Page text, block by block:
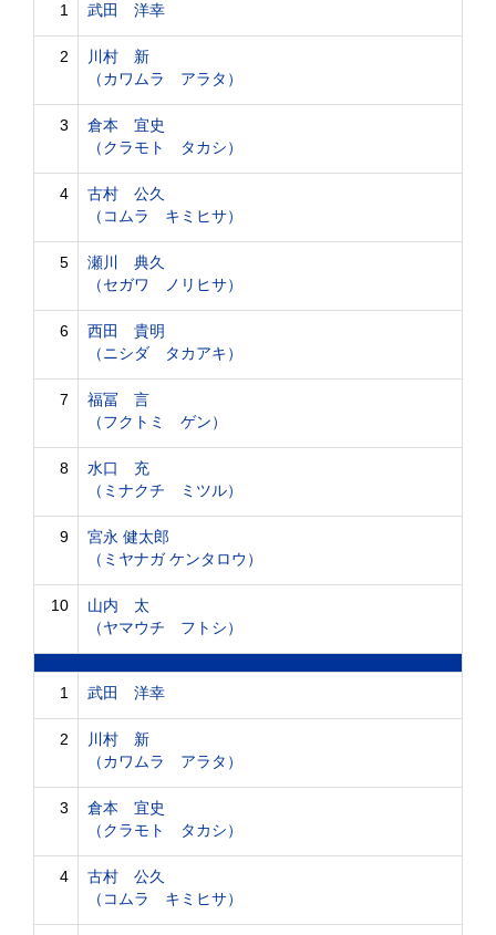
1 武田 洋幸
2
川村 新
（カワムラ アラタ）
3
倉本 宜史
（クラモト タカシ）
4
古村 公久
（コムラ キミヒサ）
5
瀬川 典久
（セガワ ノリヒサ）
6
西田 貴明
（ニシダ タカアキ）
7
福冨 言
（フクトミ ゲン）
8
水口 充
（ミナクチ ミツル）
9
宮永 健太郎
（ミヤナガ ケンタロウ）
10
山内 太
（ヤマウチ フトシ）
1 武田 洋幸
2
川村 新
（カワムラ アラタ）
3
倉本 宜史
（クラモト タカシ）
4
古村 公久
（コムラ キミヒサ）